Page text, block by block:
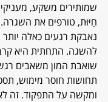
שמותירים משקע,
חַיּוּת, טורפים את
נאבקת רגעים כאלה יותר
להשגה. התחתית היא
שואבת המון משאבים
תחושות חוסר מימוש,
ומקשה על התפקוד. זה